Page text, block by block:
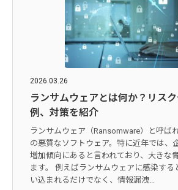
2026.03.26
ランサムウェアとは何か？リス
例、対策を紹介
ランサムウェア（Ransomware）と呼ば
の悪質なソフトウェア。特に近年では、
増加傾向にあると言われており、大きな
ます。 例えばランサムウェアに感染する
い込まれるだけでなく、情報漏洩...